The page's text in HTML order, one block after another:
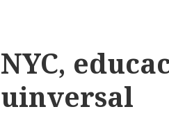
NYC,
uinversal